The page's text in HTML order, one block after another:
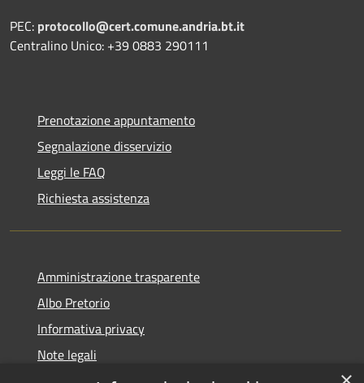
PEC: protocollo@cert.comune.andria.bt.it
Centralino Unico: +39 0883 290111
Prenotazione appuntamento
Segnalazione disservizio
Leggi le FAQ
Richiesta assistenza
Amministrazione trasparente
Albo Pretorio
Informativa privacy
Note legali